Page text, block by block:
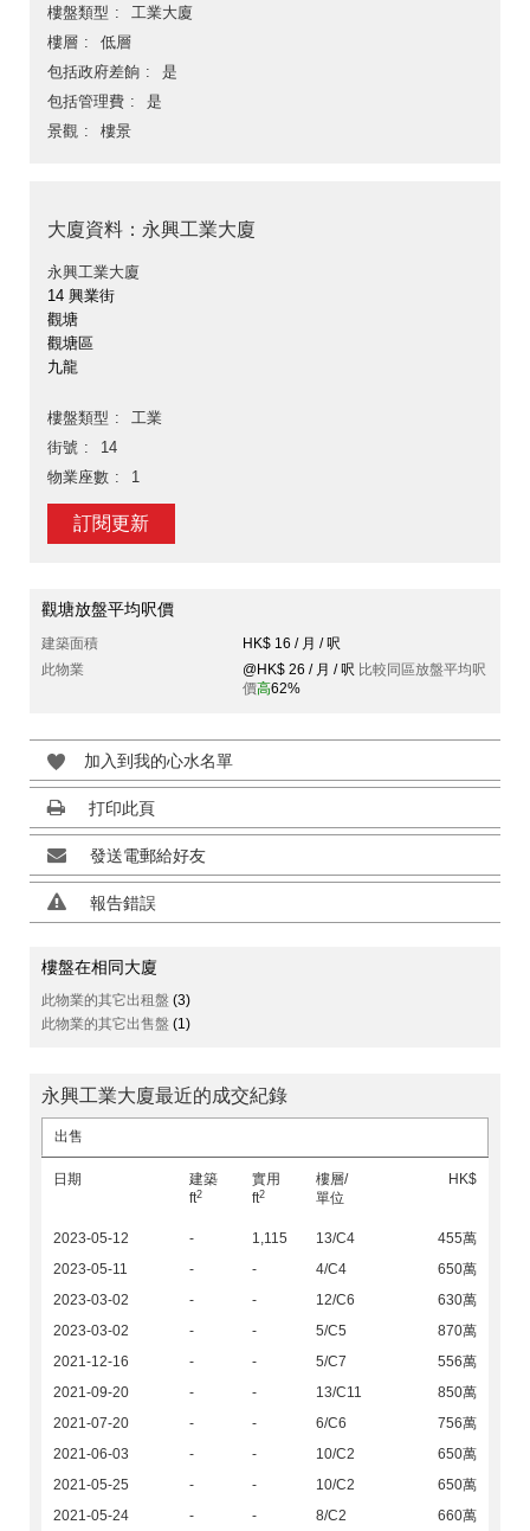
樓盤類型
工業大廈
樓層
低層
包括政府差餉
是
包括管理費
是
景觀
樓景
大廈資料：永興工業大廈
永興工業大廈
14 興業街
觀塘
觀塘區
九龍
樓盤類型
工業
街號
14
物業座數
1
訂閱更新
觀塘放盤平均呎價
建築面積
HK$ 16 / 月 / 呎
此物業
@HK$ 26 / 月 / 呎 比較同區放盤平均呎
價高62%
加入到我的心水名單
打印此頁
發送電郵給好友
報告錯誤
樓盤在相同大廈
此物業的其它出租盤 (3)
此物業的其它出售盤 (1)
永興工業大廈最近的成交紀錄
出售
日期
建築
ft2
實用
ft2
樓層/
單位
HK$
2023-05-12 - 1,115 13/C4
455萬
2023-05-11
- - 4/C4
650萬
2023-03-02
- - 12/C6
630萬
2023-03-02
- - 5/C5
870萬
2021-12-16
- - 5/C7
556萬
2021-09-20
- - 13/C11
850萬
2021-07-20
- - 6/C6
756萬
2021-06-03
- - 10/C2
650萬
2021-05-25
- - 10/C2
650萬
2021-05-24
- - 8/C2 660萬